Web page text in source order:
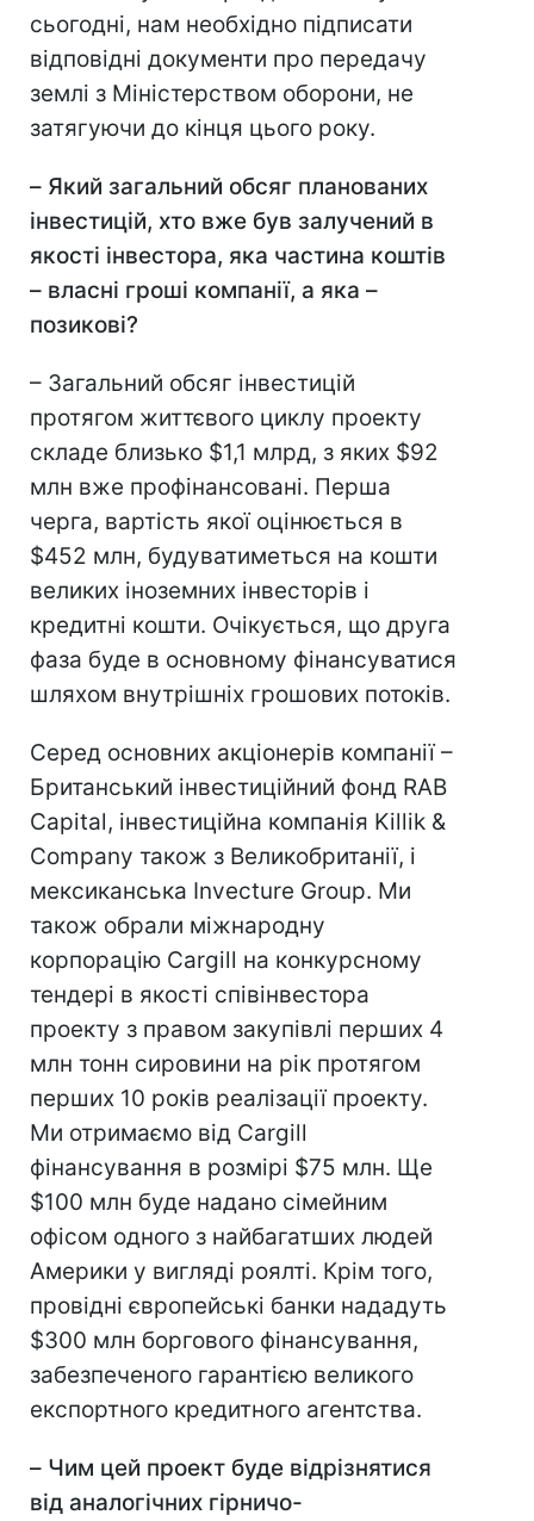
сьогодні, нам необхідно підписати
відповідні документи про передачу
землі з Міністерством оборони, не
затягуючи до кінця цього року.
– Який загальний обсяг планованих
інвестицій, хто вже був залучений в
якості інвестора, яка частина коштів
– власні гроші компанії, а яка –
позикові?
– Загальний обсяг інвестицій
протягом життєвого циклу проекту
складе близько $1,1 млрд, з яких $92
млн вже профінансовані. Перша
черга, вартість якої оцінюється в
$452 млн, будуватиметься на кошти
великих іноземних інвесторів і
кредитні кошти. Очікується, що друга
фаза буде в основному фінансуватися
шляхом внутрішніх грошових потоків.
Серед основних акціонерів компанії –
Британський інвестиційний фонд RAB
Capital, інвестиційна компанія Killik &
Company також з Великобританії, і
мексиканська Invecture Group. Ми
також обрали міжнародну
корпорацію Cargill на конкурсному
тендері в якості співінвестора
проекту з правом закупівлі перших 4
млн тонн сировини на рік протягом
перших 10 років реалізації проекту.
Ми отримаємо від Cargill
фінансування в розмірі $75 млн. Ще
$100 млн буде надано сімейним
офісом одного з найбагатших людей
Америки у вигляді роялті. Крім того,
провідні європейські банки нададуть
$300 млн боргового фінансування,
забезпеченого гарантією великого
експортного кредитного агентства.
– Чим цей проект буде відрізнятися
від аналогічних гірничо-